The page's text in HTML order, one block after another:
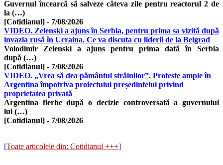
Guvernul încearcă să salveze câteva zile pentru reactorul 2 de
la (…)
[Cotidianul] - 7/08/2026
VIDEO. Zelenski a ajuns în Serbia, pentru prima sa vizită după
invazia rusă în Ucraina. Ce va discuta cu liderii de la Belgrad
Volodimir Zelenski a ajuns pentru prima dată în Serbia
după (…)
[Cotidianul] - 7/08/2026
VIDEO. „Vrea să dea pământul străinilor”. Proteste ample în
Argentina împotriva proiectului președintelui privind
proprietatea privată
Argentina fierbe după o decizie controversată a guvernului
lui (…)
[Cotidianul] - 7/08/2026
[Toate articolele din: Cotidianul +++]